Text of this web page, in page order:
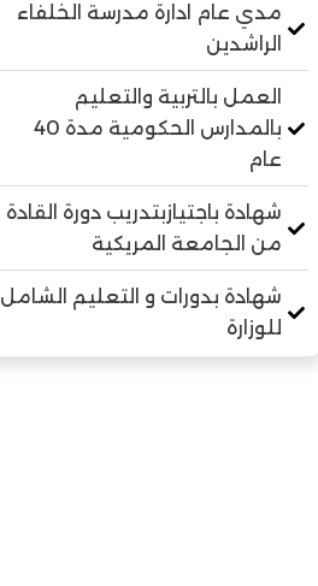
مدي عام ادارة مدرسة الخلفاء
الراشدين
العمل بالتربية والتعليم
بالمدارس الحكومية مدة 40
عام
شهادة باجتيازبتدريب دورة القادة
من الجامعة المريكية
شهادة بدورات و التعليم الشامل
للوزارة